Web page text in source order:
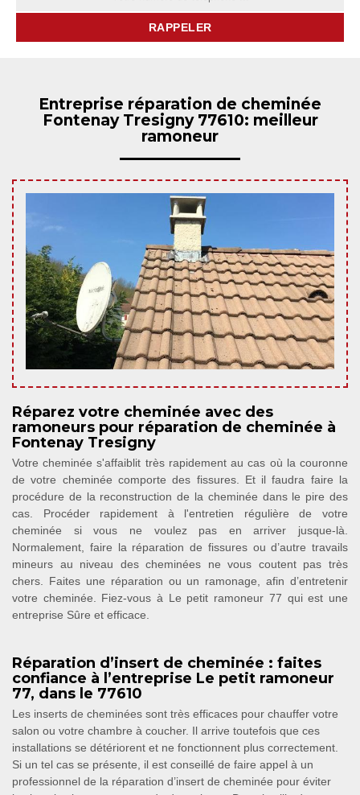
Entreprise réparation de cheminée
Fontenay Tresigny 77610: meilleur
ramoneur
Réparez votre cheminée avec des
ramoneurs pour réparation de cheminée à
Fontenay Tresigny
Votre cheminée s'affaiblit très rapidement au cas où la couronne
de votre cheminée comporte des fissures. Et il faudra faire la
procédure de la reconstruction de la cheminée dans le pire des
cas. Procéder rapidement à l'entretien régulière de votre
cheminée si vous ne voulez pas en arriver jusque-là.
Normalement, faire la réparation de fissures ou d’autre travails
mineurs au niveau des cheminées ne vous coutent pas très
chers. Faites une réparation ou un ramonage, afin d’entretenir
votre cheminée. Fiez-vous à Le petit ramoneur 77 qui est une
entreprise Sûre et efficace.
Réparation d’insert de cheminée : faites
confiance à l’entreprise Le petit ramoneur
77, dans le 77610
Les inserts de cheminées sont très efficaces pour chauffer votre
salon ou votre chambre à coucher. Il arrive toutefois que ces
installations se détériorent et ne fonctionnent plus correctement.
Si un tel cas se présente, il est conseillé de faire appel à un
professionnel de la réparation d’insert de cheminée pour éviter